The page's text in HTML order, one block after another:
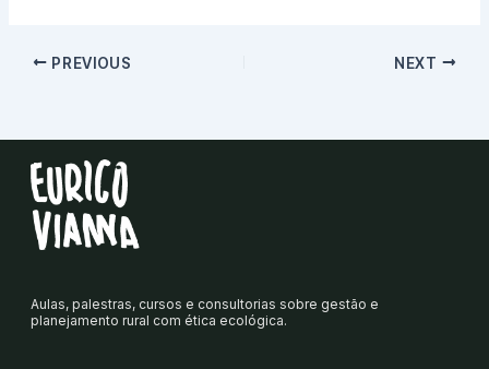
PREVIOUS NEXT
Aulas, palestras, cursos e consultorias sobre gestão e
planejamento rural com ética ecológica.